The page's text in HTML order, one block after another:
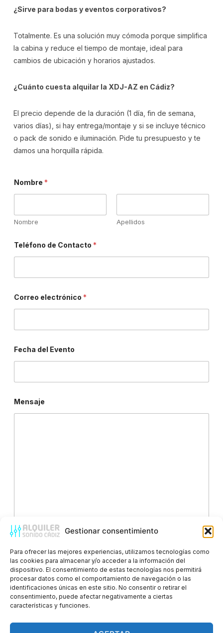
Gestionar consentimiento
Para ofrecer las mejores experiencias, utilizamos tecnologías como
las cookies para almacenar y/o acceder a la información del
dispositivo. El consentimiento de estas tecnologías nos permitirá
procesar datos como el comportamiento de navegación o las
identificaciones únicas en este sitio. No consentir o retirar el
consentimiento, puede afectar negativamente a ciertas
características y funciones.
¿Sirve para bodas y eventos corporativos?
Totalmente. Es una solución muy cómoda porque simplifica
la cabina y reduce el tiempo de montaje, ideal para
cambios de ubicación y horarios ajustados.
¿Cuánto cuesta alquilar la XDJ-AZ en Cádiz?
El precio depende de la duración (1 día, fin de semana,
varios días), si hay entrega/montaje y si se incluye técnico
o pack de sonido e iluminación. Pide tu presupuesto y te
damos una horquilla rápida.
Nombre *
Nombre Apellidos
E
v
t
T
f
n
Teléfono de Contacto *
Correo electrónico *
Fecha del Evento
Mensaje
Doy mi consentimiento para que esta web almacene la
información que envío para que puedan responder a
mi petición.
ENVIAR